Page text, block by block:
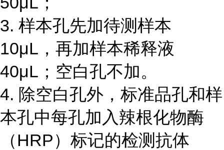
3. 样本孔先加待测样本
10μL，再加样本稀释液
40μL；空白孔不加。
4. 除空白孔外，标准品孔和样
本孔中每孔加入辣根化物酶
（HRP）标记的检测抗体